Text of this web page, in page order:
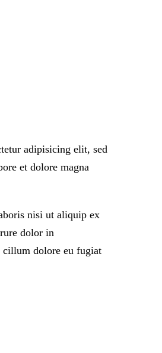
adipisicing elit, sed
et dolore magna
nisi ut aliquip ex
dolor in
cillum dolore eu fugiat